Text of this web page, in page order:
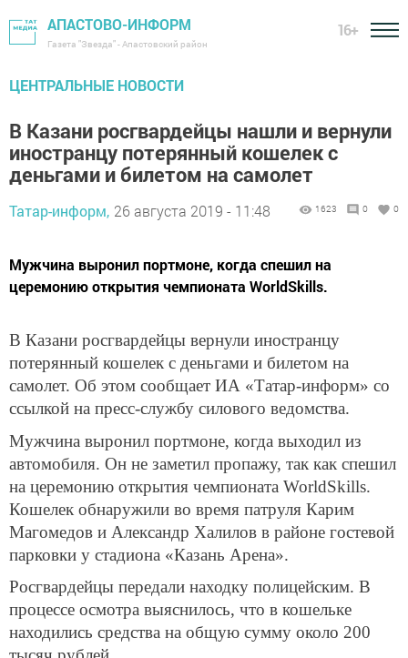
АПАСТОВО-ИНФОРМ
Газета "Звезда" - Апастовский район
16+
ЦЕНТРАЛЬНЫЕ НОВОСТИ
В Казани росгвардейцы нашли и вернули
иностранцу потерянный кошелек с
деньгами и билетом на самолет
Татар-информ, 26 августа 2019 - 11:48 1623 0 0
Мужчина выронил портмоне, когда спешил на
церемонию открытия чемпионата WorldSkills.
В Казани росгвардейцы вернули иностранцу
потерянный кошелек с деньгами и билетом на
самолет. Об этом сообщает ИА «Татар-информ» со
ссылкой на пресс-службу силового ведомства.
Мужчина выронил портмоне, когда выходил из
автомобиля. Он не заметил пропажу, так как спешил
на церемонию открытия чемпионата WorldSkills.
Кошелек обнаружили во время патруля Карим
Магомедов и Александр Халилов в районе гостевой
парковки у стадиона «Казань Арена».
Росгвардейцы передали находку полицейским. В
процессе осмотра выяснилось, что в кошельке
находились средства на общую сумму около 200